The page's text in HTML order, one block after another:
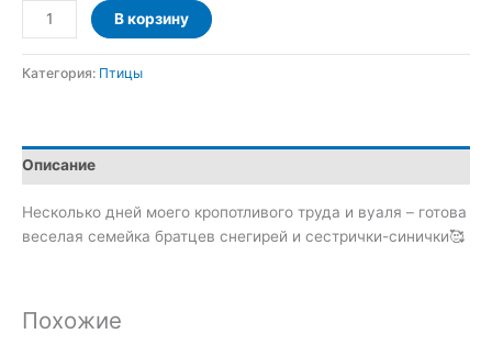
Количество
товара
Зимние
птички
В корзину
Категория: Птицы
Описание
Несколько дней моего кропотливого труда и вуаля – готова
веселая семейка братцев снегирей и сестрички-синички🥰
Похожие